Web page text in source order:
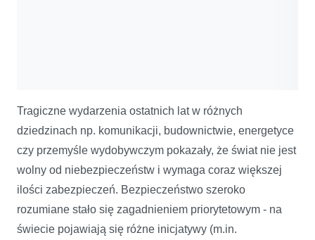
Tragiczne wydarzenia ostatnich lat w różnych
dziedzinach np. komunikacji, budownictwie, energetyce
czy przemyśle wydobywczym pokazały, że świat nie jest
wolny od niebezpieczeństw i wymaga coraz większej
ilości zabezpieczeń. Bezpieczeństwo szeroko
rozumiane stało się zagadnieniem priorytetowym - na
świecie pojawiają się różne inicjatywy (m.in.